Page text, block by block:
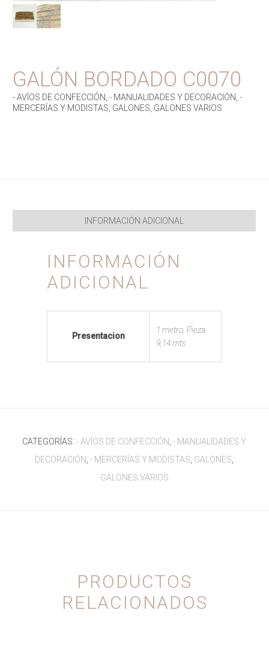
GALÓN BORDADO C0070
- AVÍOS DE CONFECCIÓN ,- MANUALIDADES Y DECORACIÓN ,-
MERCERÍAS Y MODISTAS GALONES GALONES VARIOS
INFORMACIÓN ADICIONAL
INFORMACIÓN
ADICIONAL
Presentacion
1 metro, Pieza
9,14 mts
CATEGORÍAS:- AVÍOS DE CONFECCIÓN ,- MANUALIDADES Y
DECORACIÓN ,- MERCERÍAS Y MODISTAS GALONES
GALONES VARIOS
PRODUCTOS
RELACIONADOS